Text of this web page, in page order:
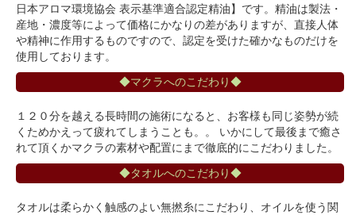
日本アロマ環境協会 表示基準適合認定精油】です。精油は製法・
産地・濃度等によって価格にかなりの差がありますが、直接人体
や精神に作用するものですので、認定を受けた確かなものだけを
使用しております。
◆マクラへのこだわり◆
１２０分を越える長時間の施術になると、お客様も同じ姿勢が続
くためかえって疲れてしまうことも。。 いかにして最後まで癒さ
れて頂くかマクラの素材や配置にまで徹底的にこだわりました。
◆タオルへのこだわり◆
タオルは柔らかく触感のよい無撚糸にこだわり、オイルを使う関